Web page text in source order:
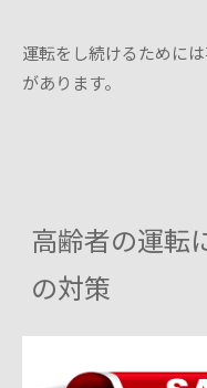
運転をし続けるために
があります。
高齢者の運転
の対策